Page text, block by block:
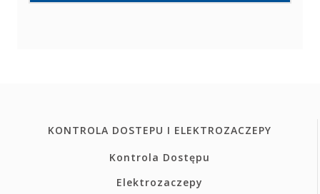
KONTROLA DOSTEPU I ELEKTROZACZEPY
Kontrola Dostępu
Elektrozaczepy